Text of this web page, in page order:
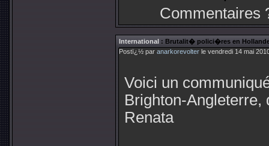
Commentaires
International : Brutalit� polici�res en
Postï¿½ par anarkorevolter le vendredi 14 mai
Voici un
Brighton-Angleterre,
Renata